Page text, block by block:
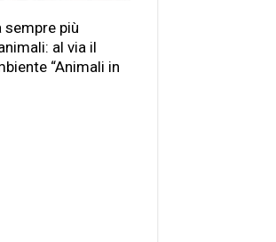
sempre più
al via il
“Animali in